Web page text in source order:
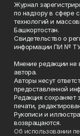
Журнал
по надзору в сфере
технологий и
Башкортостан.
Свидетельство о
информации ПИ №
Мнение редакции не
автора.
Авторы несут
предоставленной
Редакция
печати,
Рукописи и
возвращаются.
Об использовании